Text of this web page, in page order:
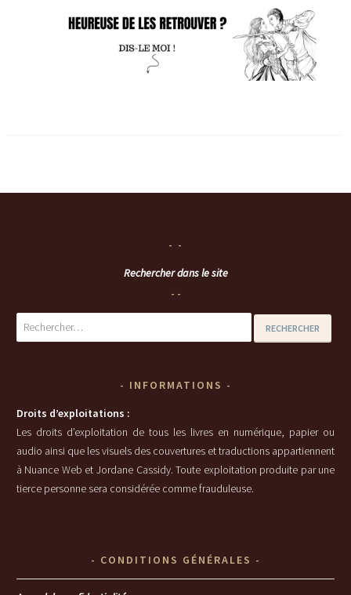
Rechercher dans le site
Rechercher :
INFORMATIONS
Droits d’exploitations :
Les droits d’exploitation de tous les livres en numérique, papier ou
audio ainsi que les visuels des couvertures et traductions appartiennent
à Nuance Web et Jordane Cassidy. Toute exploitation produite par une
tierce personne sera considérée comme frauduleuse.
CONDITIONS GÉNÉRALES